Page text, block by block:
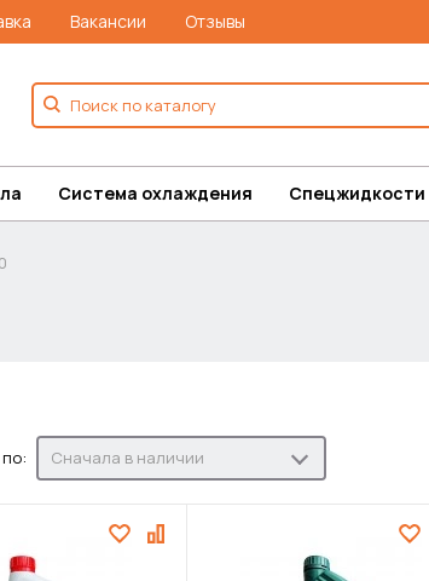
Вакансии Отзывы
Система охлаждения Спецжидкости
Сначала в наличии